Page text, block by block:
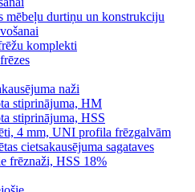
mēbeļu durtiņu un konstrukciju
komplekti
naži
stiprinājuma, HM
stiprinājuma, HSS
4 mm, UNI profila frēzgalvām
cietsakausējuma sagataves
frēznaži, HSS 18%